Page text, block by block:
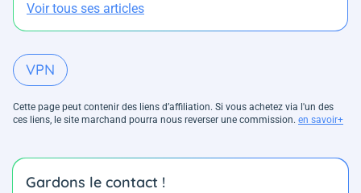
Voir tous ses articles
VPN
Cette page peut contenir des liens d’affiliation. Si vous achetez via l'un des
ces liens, le site marchand pourra nous reverser une commission. en savoir+
Gardons le contact !